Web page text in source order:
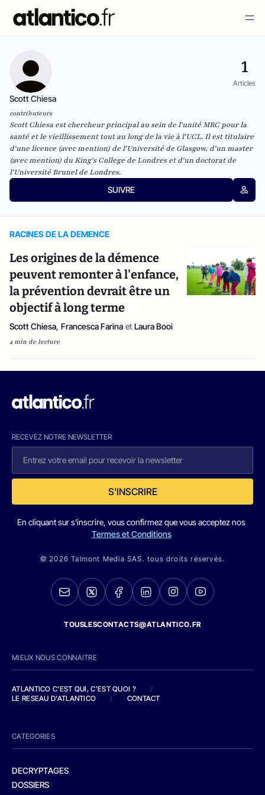
1
Articles
Scott Chiesa
contributeurs
Scott Chiesa est chercheur principal au sein de l'unité MRC pour la
santé et le vieillissement tout au long de la vie à l'UCL. Il est titulaire
d'une licence (avec mention) de l'Université de Glasgow, d'un master
(avec mention) du King's College de Londres et d'un doctorat de
l'Université Brunel de Londres.
SUIVRE
RACINES DE LA DEMENCE
Les origines de la démence
peuvent remonter à l'enfance,
la prévention devrait être un
objectif à long terme
Scott Chiesa, Francesca Farina et Laura Booi
4 min de lecture
RECEVEZ NOTRE NEWSLETTER
S'INSCRIRE
En cliquant sur s'inscrire, vous confirmez que vous acceptez nos
Termes et Conditions
© 2026 Talmont Media SAS. tous droits réservés.
TOUSLESCONTACTS@ATLANTICO.FR
MIEUX NOUS CONNAITRE
ATLANTICO C'EST QUI, C'EST QUOI ?
/
LE RESEAU D'ATLANTICO
/ CONTACT
CATEGORIES
DECRYPTAGES
DOSSIERS